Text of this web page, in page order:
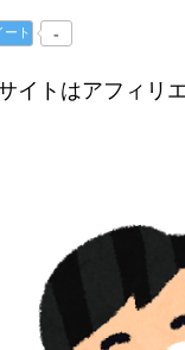
-
ート
イトはアフィリ